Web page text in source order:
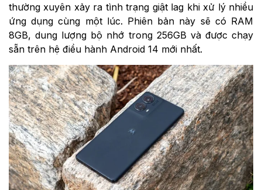
thường xuyên xảy ra tình trạng giật lag khi xử lý nhiều
ứng dụng cùng một lúc. Phiên bản này sẽ có RAM
8GB, dung lượng bộ nhớ trong 256GB và được chạy
sẵn trên hệ điều hành Android 14 mới nhất.